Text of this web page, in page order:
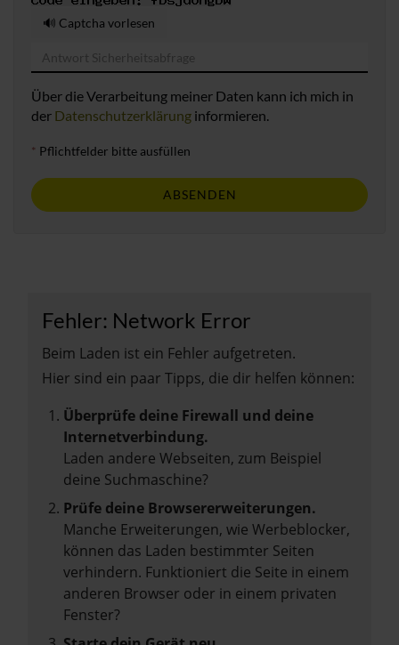
🔊 Captcha vorlesen
Über die Verarbeitung meiner Daten kann ich mich in
der Datenschutzerklärung informieren.
* Pflichtfelder bitte ausfüllen
ABSENDEN
Fehler: Network Error
Beim Laden ist ein Fehler aufgetreten.
Hier sind ein paar Tipps, die dir helfen können:
Überprüfe deine Firewall und deine
Internetverbindung.
Laden andere Webseiten, zum Beispiel
deine Suchmaschine?
Prüfe deine Browsererweiterungen.
Manche Erweiterungen, wie Werbeblocker,
können das Laden bestimmter Seiten
verhindern. Funktioniert die Seite in einem
anderen Browser oder in einem privaten
Fenster?